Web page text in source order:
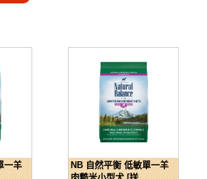
一羊
NB 自然平衡 低敏單一羊